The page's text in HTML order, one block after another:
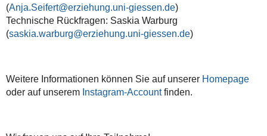
(Anja.Seifert@erziehung.uni-giessen.de)
Technische Rückfragen: Saskia Warburg
(saskia.warburg@erziehung.uni-giessen.de)
Weitere Informationen können Sie auf unserer Homepage
oder auf unserem Instagram-Accountfinden.